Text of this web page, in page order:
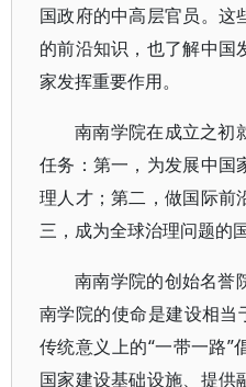
国政府的中高层官员。这
的前沿知识，也了解中国
家发挥重要作用。
南南学院在成立之初
任务：第一，为发展中国
理人才；第二，做国际前
三，成为全球治理问题的
南南学院的创始名誉
南学院的使命是建设相当
传统意义上的“一带一路”
国家建设基础设施、提供